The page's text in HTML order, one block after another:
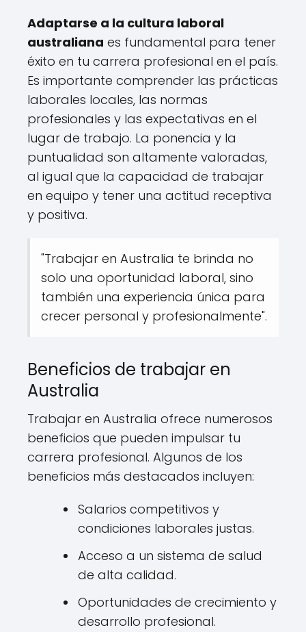
Adaptarse a la cultura laboral
australiana es fundamental para tener
éxito en tu carrera profesional en el país.
Es importante comprender las prácticas
laborales locales, las normas
profesionales y las expectativas en el
lugar de trabajo. La ponencia y la
puntualidad son altamente valoradas,
al igual que la capacidad de trabajar
en equipo y tener una actitud receptiva
y positiva.
"Trabajar en Australia te brinda no
solo una oportunidad laboral, sino
también una experiencia única para
crecer personal y profesionalmente".
Beneficios de trabajar en
Australia
Trabajar en Australia ofrece numerosos
beneficios que pueden impulsar tu
carrera profesional. Algunos de los
beneficios más destacados incluyen:
Salarios competitivos y
condiciones laborales justas.
Acceso a un sistema de salud
de alta calidad.
Oportunidades de crecimiento y
desarrollo profesional.